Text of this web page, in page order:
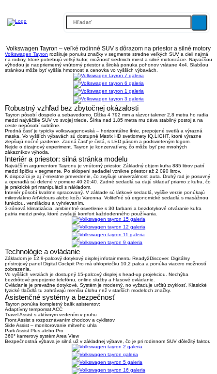
Volkswagen Tayron – veľké rodinné SUV s dôrazom na priestor a silné motory
Volkswagen Tayron rozširuje ponuku značky v segmente stredne veľkých SUV a cieli najmä
na rodiny, ktoré potrebujú veľký kufor, možnosť siedmich miest a silné motorizácie. Najväčšou
výhodou je nadpriemerný vnútorný priestor a široká ponuka pohonov vrátane 4x4. Slabšou
stránkou môže byť vyššia hmotnosť a cenovka vo vyšších výbavách.
Robustný vzhľad bez zbytočnej okázalosti
Tayron pôsobí dospelo a sebavedomo. Dĺžka 4 792 mm a rázvor takmer 2,8 metra ho radia
medzi najväčšie SUV vo svojej triede. Šírka nad 1,85 metra mu dáva stabilný postoj a na
ceste nepôsobí subtílne.
Predná časť je typicky volkswagenovská – horizontálne línie, prepojené svetlá a výrazná
maska. Vo vyšších výbavách sú dostupné Matrix HD svetlomety IQ.LIGHT, ktoré výrazne
zlepšujú nočné jazdenie. Zadná časť je čistá, s LED pásom a podsvieteným logom.
Nejde o dizajnový experiment. Tayron je konzervatívny, čo môže byť pre mnohých
zákazníkov výhoda.
Interiér a priestor: silná stránka modelu
Najväčším argumentom Tayronu je vnútorný priestor. Základný objem kufra 885 litrov patrí
medzi špičku v segmente. Po sklopení sedadiel vznikne priestor až 2 090 litrov.
K dispozícii je aj 7-miestne prevedenie , čo zvyšuje univerzálnosť auta. Druhý rad je posuvný
a operadlá sú delené v pomere 40:20:40. Zadné sedadlá sa dajú skladať priamo z kufra, čo
je praktické pri manipulácii s nákladom.
Interiér pôsobí kvalitne spracovaný. V základe sú látkové sedadlá, vyššie verzie ponúkajú
mikrovlákno ArtVelours alebo kožu Varenna. Voliteľné sú ergonomické sedadlá s masážnou
funkciou, ventiláciou a vyhrievaním.
3-zónová klimatizácia, ambientné osvetlenie s 30 farbami a bezdotykové otváranie kufra
patria medzi prvky, ktoré zvyšujú komfort každodenného používania.
Technológie a ovládanie
Základom je 12,9-palcový dotykový displej infotainmentu Ready2Discover. Digitálny
prístrojový panel Digital Cockpit Pro má uhlopriečku 10,2 palca a ponúka viacero možností
zobrazenia.
Vo vyšších verziách je dostupný 15-palcový displej s head-up projekciou. Nechýba
bezdrôtové prepojenie telefónu, online služby a hlasové ovládanie.
Ovládanie je prevažne dotykové. Systém je moderný, no vyžaduje určitú zvyklosť. Klasické
fyzické tlačidlá tu zohrávajú menšiu úlohu než v starších modeloch značky.
Asistenčné systémy a bezpečnosť
Tayron ponúka kompletný balík asistentov:
Adaptívny tempomat ACC
Travel Assist s aktívnym vedením v pruhu
Front Assist s rozpoznávaním chodcov a cyklistov
Side Assist – monitorovanie mŕtveho uhla
Park Assist Plus alebo Pro
360° kamerový systém Area View
Bezpečnostná výbava je silná už v základnej výbave, čo je pri rodinnom SUV dôležitý faktor.